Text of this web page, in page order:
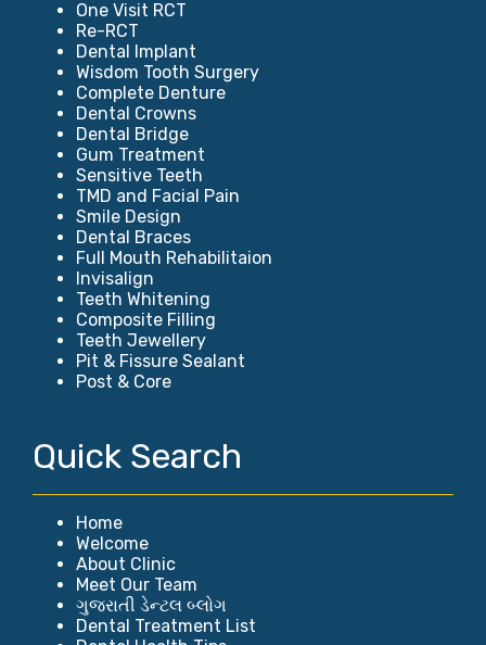
One Visit RCT
Re-RCT
Dental Implant
Wisdom Tooth Surgery
Complete Denture
Dental Crowns
Dental Bridge
Gum Treatment
Sensitive Teeth
TMD and Facial Pain
Smile Design
Dental Braces
Full Mouth Rehabilitaion
Invisalign
Teeth Whitening
Composite Filling
Teeth Jewellery
Pit & Fissure Sealant
Post & Core
Quick Search
Home
Welcome
About Clinic
Meet Our Team
ગુજરાતી ડેન્ટલ બ્લોગ
Dental Treatment List